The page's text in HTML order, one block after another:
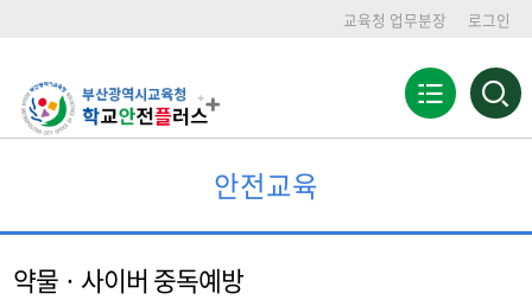
교육청 업무분장 로그인
전
체
검
색
영
역
안전교육
약물 · 사이버 중독예방